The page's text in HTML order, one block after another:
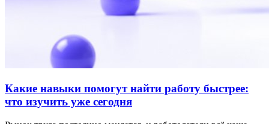
Какие навыки помогут найти работу быстрее:
что изучить уже сегодня